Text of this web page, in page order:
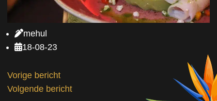
mehul
18-08-23
BERICHT
NAVIGATIE
Vorige bericht
Volgende bericht